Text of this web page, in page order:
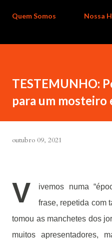
Quem Somos Nossa
TESTEMUNHO:
para um mosteiro
outubro 09, 2021
V
ivemos numa
frase, repetida com
tomou as manchetes dos
muitos apresentadores,